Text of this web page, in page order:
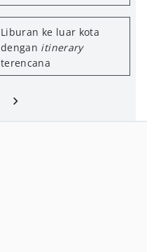
Liburan ke luar kota
dengan itinerary
terencana